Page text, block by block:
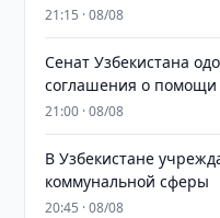
21:15 · 08/08
Сенат Узбекистана
соглашения о
21:00 · 08/08
В Узбекистане
коммунальной сферы
20:45 · 08/08